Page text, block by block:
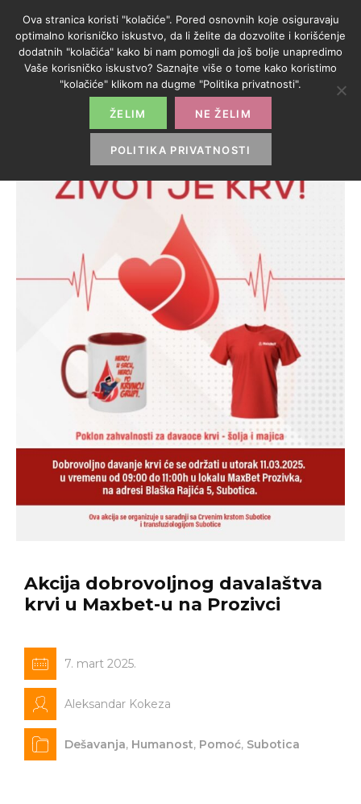
Akcija dobrovoljnog davalaštva
krvi u Maxbet-u na Prozivci
7. mart 2025.
Aleksandar Kokeza
Dešavanja, Humanost, Pomoć, Subotica
Ova stranica koristi "kolačiće". Pored osnovnih koje osiguravaju
optimalno korisničko iskustvo, da li želite da dozvolite i korišćenje
dodatnih "kolačića" kako bi nam pomogli da još bolje unapredimo
Vaše korisničko iskustvo? Saznajte više o tome kako koristimo
"kolačiće" klikom na dugme "Politika privatnosti".
ŽELIM NE ŽELIM
POLITIKA PRIVATNOSTI